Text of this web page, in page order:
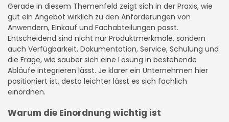
Gerade in diesem Themenfeld zeigt sich in der Praxis, wie
gut ein Angebot wirklich zu den Anforderungen von
Anwendern, Einkauf und Fachabteilungen passt.
Entscheidend sind nicht nur Produktmerkmale, sondern
auch Verfügbarkeit, Dokumentation, Service, Schulung und
die Frage, wie sauber sich eine Lösung in bestehende
Abläufe integrieren lässt. Je klarer ein Unternehmen hier
positioniert ist, desto leichter lässt es sich fachlich
einordnen.
Warum die Einordnung wichtig ist